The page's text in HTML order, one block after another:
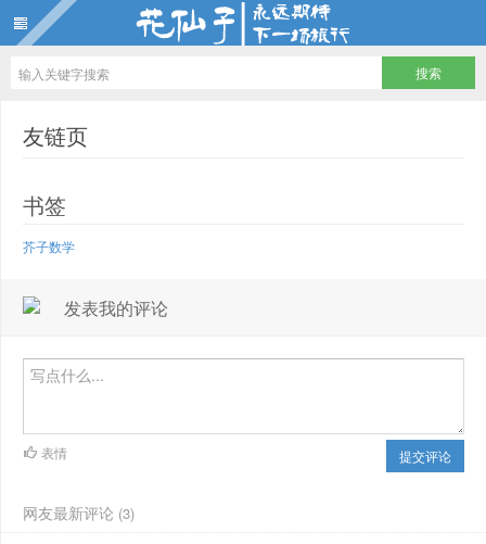
友链页
书签
芥子数学
发表我的评论
提交评论
表情
网友最新评论 (3)